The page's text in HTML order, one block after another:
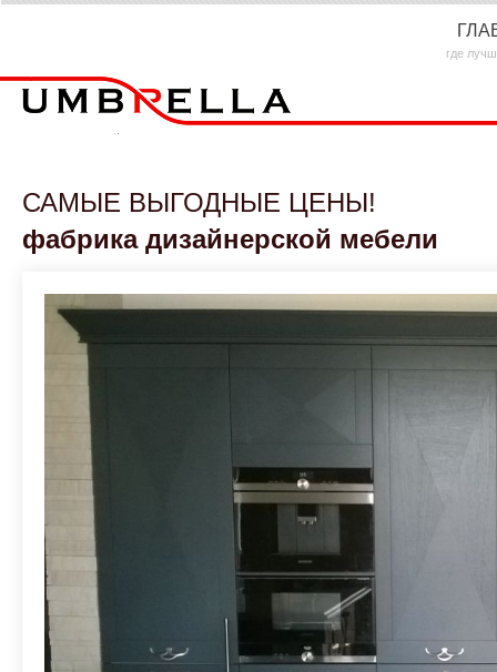
где
САМЫЕ ВЫГОДНЫЕ ЦЕНЫ!
фабрика дизайнерской мебели